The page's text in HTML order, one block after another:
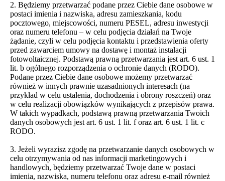
2. Będziemy przetwarzać podane przez Ciebie dane osobowe w
postaci imienia i nazwiska, adresu zamieszkania, kodu
pocztowego, miejscowości, numeru PESEL, adresu inwestycji
oraz numeru telefonu – w celu podjęcia działań na Twoje
żądanie, czyli w celu podjęcia kontaktu i przedstawienia oferty
przed zawarciem umowy na dostawę i montaż instalacji
fotowoltaicznej. Podstawą prawną przetwarzania jest art. 6 ust. 1
lit. b ogólnego rozporządzenia o ochronie danych (RODO).
Podane przez Ciebie dane osobowe możemy przetwarzać
również w innych prawnie uzasadnionych interesach (na
przykład w celu ustalenia, dochodzenia i obrony roszczeń) oraz
w celu realizacji obowiązków wynikających z przepisów prawa.
W takich wypadkach, podstawą prawną przetwarzania Twoich
danych osobowych jest art. 6 ust. 1 lit. f oraz art. 6 ust. 1 lit. c
RODO.
3. Jeżeli wyrazisz zgodę na przetwarzanie danych osobowych w
celu otrzymywania od nas informacji marketingowych i
handlowych, będziemy przetwarzać Twoje dane w postaci
imienia, nazwiska, numeru telefonu oraz adresu e-mail również